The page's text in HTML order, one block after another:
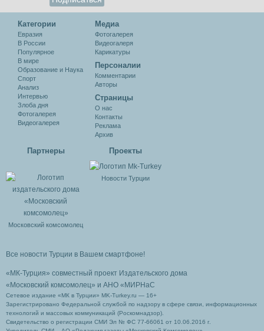
Категории
Евразия
В России
Популярное
В мире
Образование и Наука
Спорт
Анализ
Интервью
Злоба дня
Фотогалерея
Видеогалерея
Медиа
Фотогалерея
Видеогалеря
Карикатуры
Персоналии
Комментарии
Авторы
Cтраницы
О нас
Контакты
Реклама
Архив
Партнеры
Московский комсомолец
Проекты
Новости Турции
Все новости Турции в Вашем смартфоне!
«МК-Турция» совместный проект Издательского дома
«Московский комсомолец» и АНО «МИРНаС
Сетевое издание «МК в Турции» MK-Turkey.ru — 16+
Зарегистрировано Федеральной службой по надзору в сфере связи, информационных
технологий и массовых коммуникаций (Роскомнадзор).
Свидетельство о регистрации СМИ Эл № ФС 77-66061 от 10.06.2016 г.